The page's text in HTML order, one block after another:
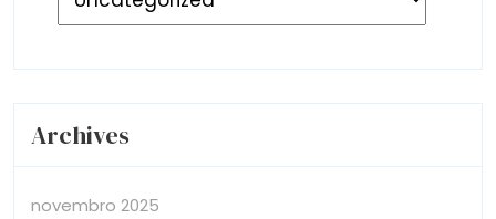
Archives
novembro 2025